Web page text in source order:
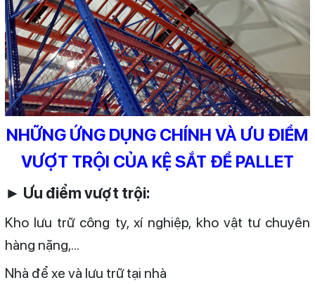
NHỮNG ỨNG DỤNG CHÍNH VÀ ƯU ĐIỂM
VƯỢT TRỘI CỦA KỆ SẮT ĐỂ PALLET
► Ưu điểm vượt trội:
Kho lưu trữ công ty, xí nghiệp, kho vật tư chuyên
hàng nặng,...
Nhà để xe và lưu trữ tại nhà